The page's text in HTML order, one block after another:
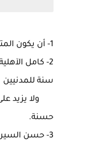
1- أن يكون المتقدم عراقياً ومن ابوين عراقيين.
سنة للمدنيين
حسنة.
3- حسن السيرة والسلوك.